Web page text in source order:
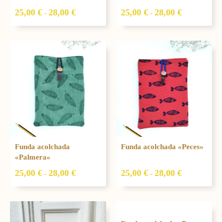
25,00 € - 28,00 € 25,00 € - 28,00 €
Funda acolchada
«Palmera»
25,00 € - 28,00 €
Rango
de
precios:
desde
25,00 €
hasta
28,00 €
Funda acolchada «Peces»
25,00 € - 28,00 €
Rango
de
precios:
desde
25,00 €
hasta
28,00 €
Rango
de
de